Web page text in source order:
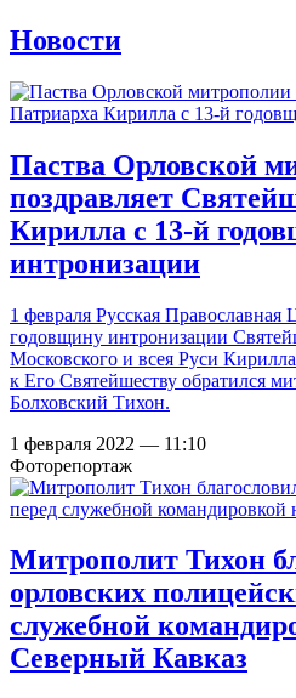
Новости
Паства Орловской
поздравляет
Кирилла с 13-й
интронизации
1 февраля Русская Православная
годовщину интронизации
Московского и всея Руси
к Его Святейшеству обратился
Болховский Тихон.
1 февраля 2022 — 11:10
Фоторепортаж
Митрополит Тихон
орловских
служебной
Северный Кавказ